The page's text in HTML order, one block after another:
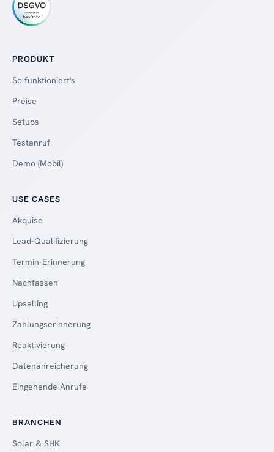
PRODUKT
So funktioniert's
Preise
Setups
Testanruf
Demo (Mobil)
USE CASES
Akquise
Lead-Qualifizierung
Termin-Erinnerung
Nachfassen
Upselling
Zahlungserinnerung
Reaktivierung
Datenanreicherung
Eingehende Anrufe
BRANCHEN
Solar & SHK